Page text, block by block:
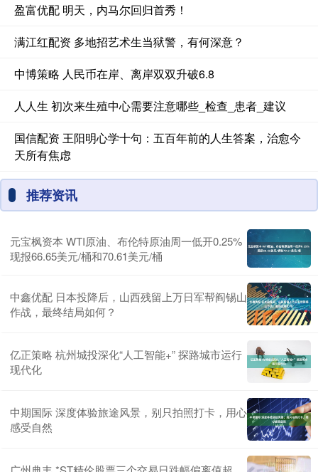
盈富优配 明天，内马尔回归首秀！
满江红配资 多地招艺术生当狱警，有何深意？
中博策略 人民币在岸、离岸双双升破6.8
人人生 初次来生殖中心需要注意哪些_检查_患者_建议
国信配资 王阳明心学十句：五百年前的人生答案，治愈今
天所有焦虑
推荐资讯
元宝枫资本 WTI原油、布伦特原油周一低开0.25%
现报66.65美元/桶和70.61美元/桶
中鑫优配 日本投降后，山西残留上万日军帮阎锡山
作战，最终结局如何？
亿正策略 杭州城投深化“人工智能+” 探路城市运行
现代化
中期国际 深度体验旅途风景，别只拍照打卡，用心
感受自然